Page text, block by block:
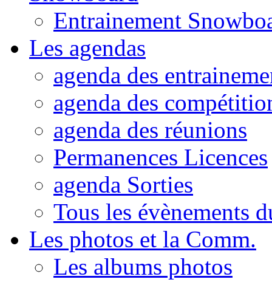
Entrainement
Les agendas
agenda des
agenda des
agenda des réunions
Permanences Licences
agenda Sorties
Tous les évènements
Les photos et la Comm.
Les albums photos